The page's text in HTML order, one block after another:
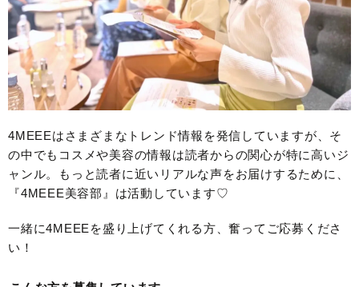
4MEEEはさまざまなトレンド情報を発信していますが、そ
の中でもコスメや美容の情報は読者からの関心が特に高いジ
ャンル。もっと読者に近いリアルな声をお届けするために、
『4MEEE美容部』は活動しています♡
一緒に4MEEEを盛り上げてくれる方、奮ってご応募くださ
い！